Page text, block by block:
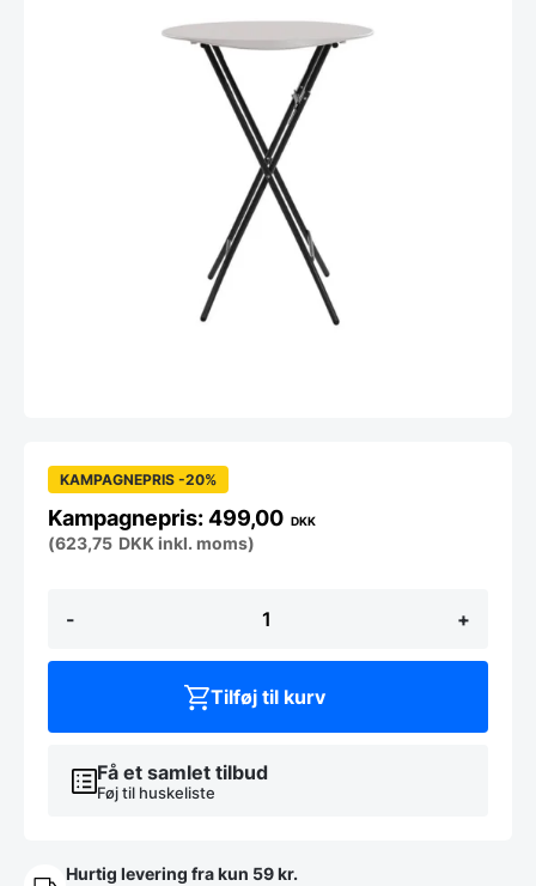
-
Cocktail/ståbord
Ø
-
110
cm
+
KAMPAGNEPRIS -20%
499,00 DKK
(623,75 DKK inkl. moms)
Få et samlet tilbud
Føj til huskeliste
Tilføj til kurv
Hurtig levering fra kun 59 kr.